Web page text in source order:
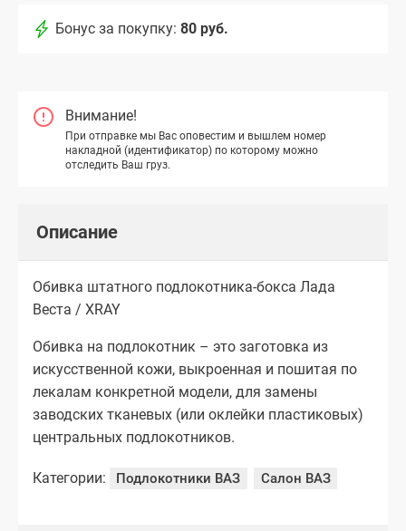
Бонус за покупку: 80 руб.
Внимание!
При отправке мы Вас оповестим и вышлем номер
накладной (идентификатор) по которому можно
отследить Ваш груз.
Описание
Обивка штатного подлокотника-бокса Лада
Веста / XRAY
Обивка на подлокотник – это заготовка из
искусственной кожи, выкроенная и пошитая по
лекалам конкретной модели, для замены
заводских тканевых (или оклейки пластиковых)
центральных подлокотников.
Категории: Подлокотники ВАЗ Салон ВАЗ